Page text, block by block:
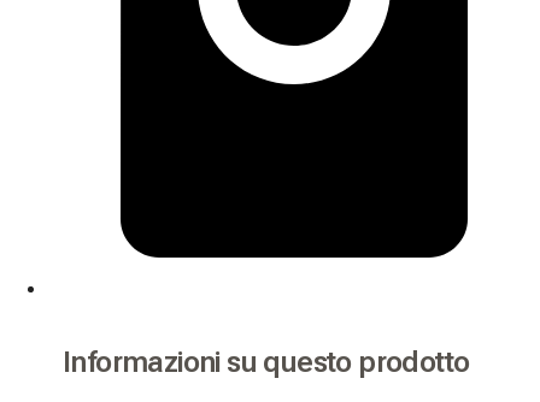
Informazioni su questo prodotto